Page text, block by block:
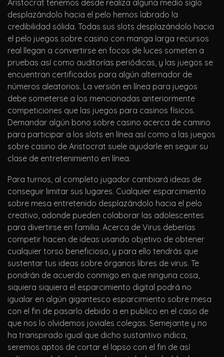
Aristocrat tenemos desde realiza alguna medio siglo
desplazándolo hacia el pelo hemos labrado la
credibilidad sólida. Todas sus slots desplazándolo hacia
el pelo juegos sobre casino con manga larga recursos
real llegan a convertirse en focos de luces someten a
pruebas así­ como auditorías periódicas, y las juegos se
encuentran certificados para algún alternador de
números aleatorios. La versión en línea para juegos
debe someterse a los mencionadas anteriormente
competiciones que las juegos para casinos físicos.
Demandar algún bono sobre casino acerca de camino
para participar a los slots en línea así­ como a las juegos
sobre casino de Aristocrat suele ayudarle en seguir su
clase de entretenimiento en línea.
Para turnos, al completo jugador cambiará ideas de
conseguir limitar sus lugares. Cualquier esparcimiento
sobre mesa entretenido desplazándolo hacia el pelo
creativo, adonde pueden colaborar las adolescentes
para divertirse en familia. Acerca de Virus deberías
competir hacen de ideas usando objetivo de obtener
cualquier torso beneficioso, y para ello tendrás que
sustentar tus ideas sobre órganos libres de virus. Te
pondrán de acuerdo conmigo en que ninguna cosa,
siquiera siquiera el esparcimiento digital podrá no
igualar en algún gigantesco esparcimiento sobre mesa
con el fin de pasarlo debido a en publico en el caso de
que nos lo olvidemos joviales colegas. Semejante y no
ha transpirado igual que dicho sustantivo indica,
seremos aptos de cortar el lapso con el fin de así